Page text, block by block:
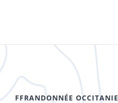
FFRANDONNÉE OCCITANIE